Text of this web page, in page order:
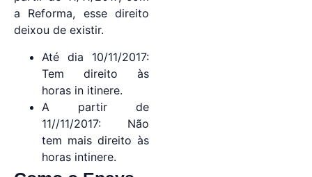
a Reforma, esse direito
deixou de existir.
Até dia 10/11/2017:
Tem direito às
horas in itinere.
A partir de
11//11/2017: Não
tem mais direito às
horas intinere.